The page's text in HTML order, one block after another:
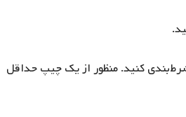
کنید. منظور از یک چیپ حداقل